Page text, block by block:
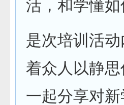
活，和学懂
是次培训活
着众人以静
一起分享对